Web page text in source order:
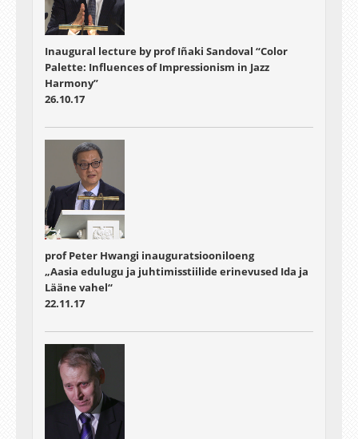
Inaugural lecture by prof Iñaki Sandoval “Color
Palette: Influences of Impressionism in Jazz
Harmony”
26.10.17
prof Peter Hwangi inauguratsiooniloeng
„Aasia edulugu ja juhtimisstiilide erinevused Ida ja
Lääne vahel“
22.11.17